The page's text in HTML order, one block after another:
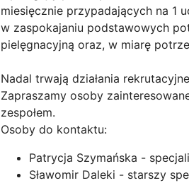
miesięcznie przypadających na 1
w zaspokajaniu podstawowych
pielęgnacyjną oraz, w miarę
Nadal trwają działania
Zapraszamy osoby
zespołem.
Osoby do kontaktu:
Patrycja Szymańska -
Sławomir Daleki - starszy